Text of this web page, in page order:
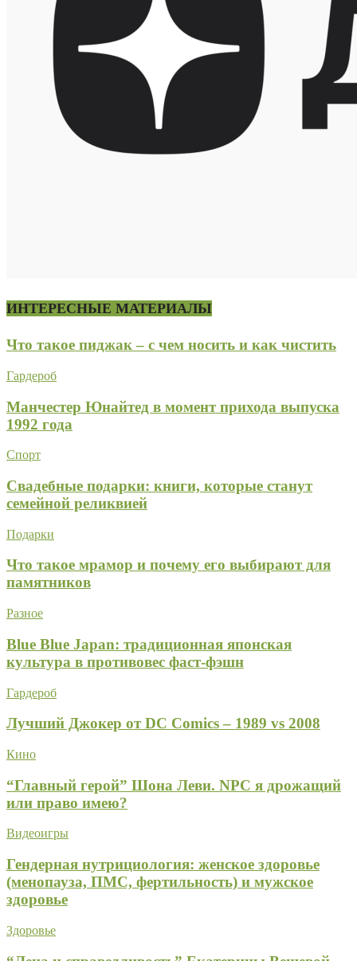
ИНТЕРЕСНЫЕ МАТЕРИАЛЫ
Что такое пиджак – с чем носить и как чистить
Гардероб
Манчестер Юнайтед в момент прихода выпуска
1992 года
Спорт
Свадебные подарки: книги, которые станут
семейной реликвией
Подарки
Что такое мрамор и почему его выбирают для
памятников
Разное
Blue Blue Japan: традиционная японская
культура в противовес фаст-фэшн
Гардероб
Лучший Джокер от DC Comics – 1989 vs 2008
Кино
“Главный герой” Шона Леви. NPC я дрожащий
или право имею?
Видеоигры
Гендерная нутрициология: женское здоровье
(менопауза, ПМС, фертильность) и мужское
здоровье
Здоровье